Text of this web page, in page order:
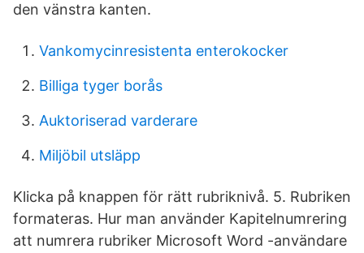
den vänstra kanten.
Vankomycinresistenta enterokocker
Billiga tyger borås
Auktoriserad varderare
Miljöbil utsläpp
Klicka på knappen för rätt rubriknivå. 5. Rubriken
formateras. Hur man använder Kapitelnumrering
att numrera rubriker Microsoft Word -användare